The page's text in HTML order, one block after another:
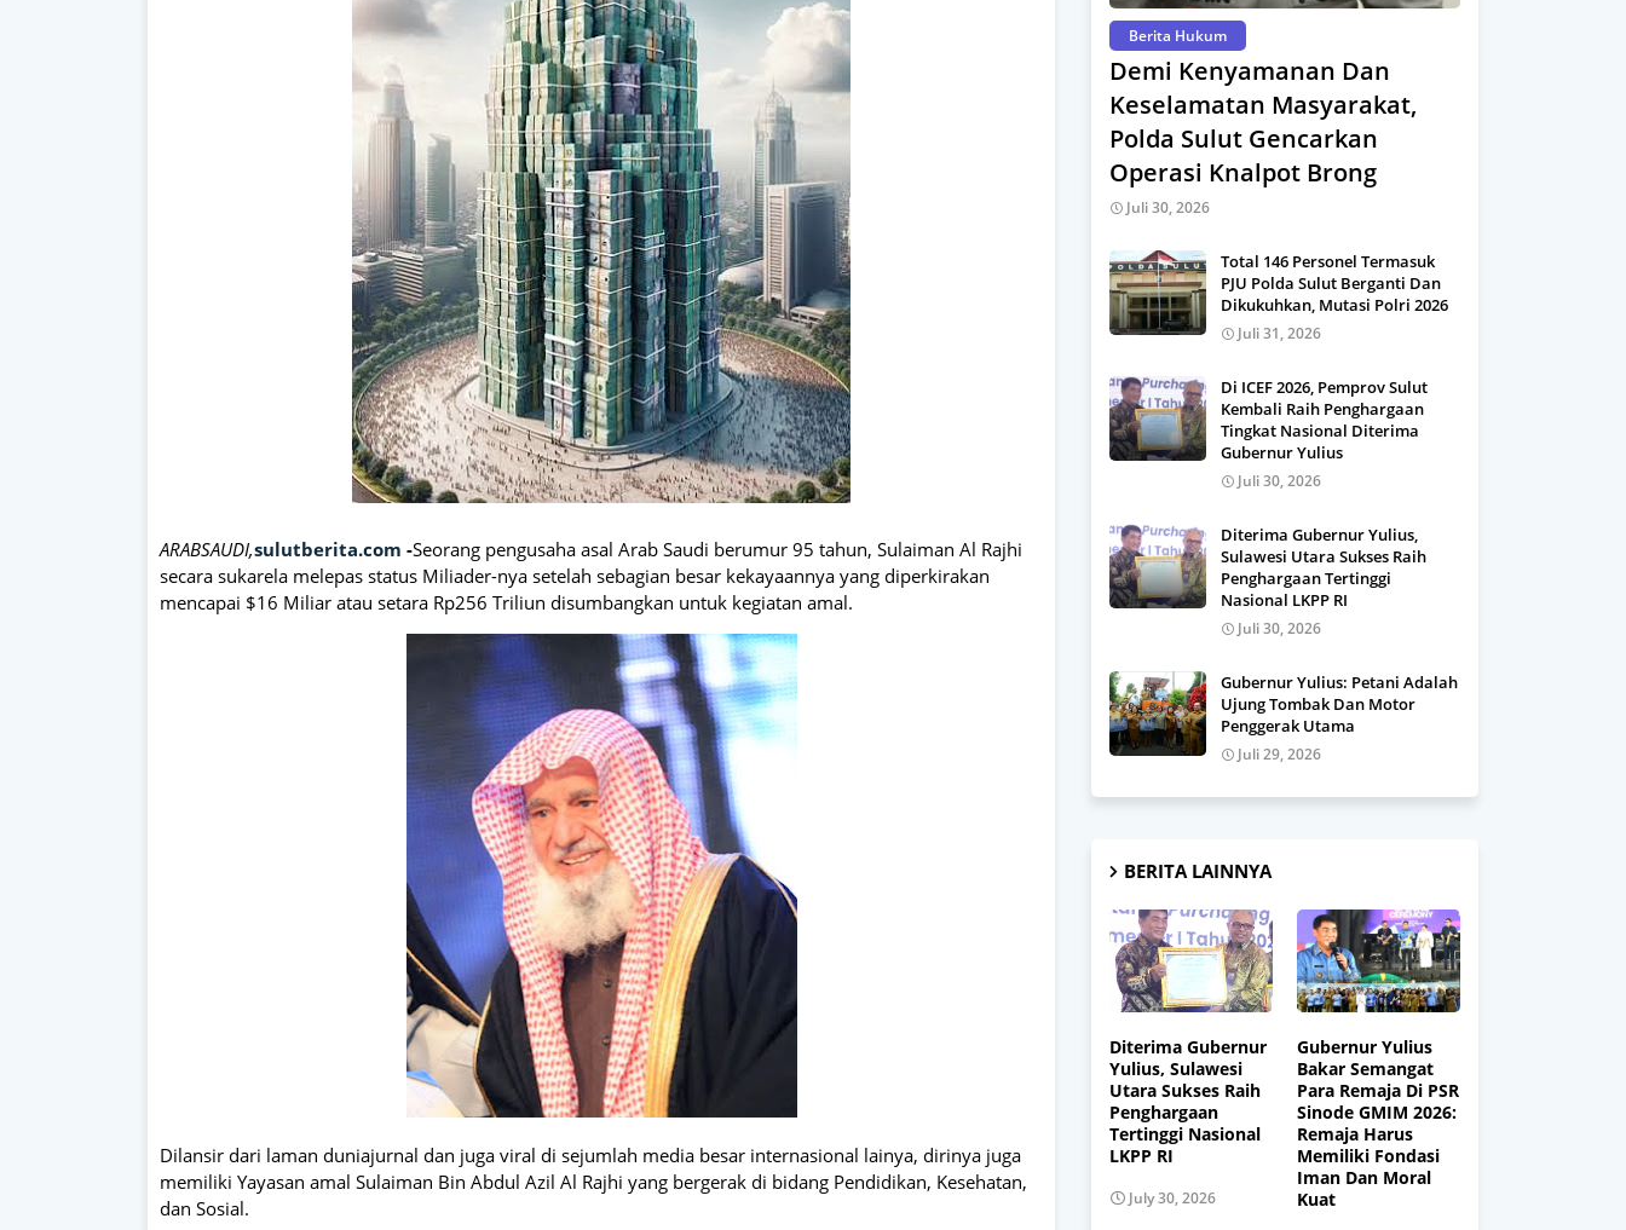
ARABSAUDI,sulutberita.com -Seorang pengusaha asal Arab Saudi berumur 95 tahun, Sulaiman Al Rajhi
secara sukarela melepas status Miliader-nya setelah sebagian besar kekayaannya yang diperkirakan
mencapai $16 Miliar atau setara Rp256 Triliun disumbangkan untuk kegiatan amal.
Dilansir dari laman duniajurnal dan juga viral di sejumlah media besar internasional lainya, dirinya juga
memiliki Yayasan amal Sulaiman Bin Abdul Azil Al Rajhi yang bergerak di bidang Pendidikan, Kesehatan,
dan Sosial.
Berita Hukum
Demi Kenyamanan Dan
Keselamatan Masyarakat,
Polda Sulut Gencarkan
Operasi Knalpot Brong
Juli 30, 2026
Total 146 Personel Termasuk
PJU Polda Sulut Berganti Dan
Dikukuhkan, Mutasi Polri 2026
Juli 31, 2026
Di ICEF 2026, Pemprov Sulut
Kembali Raih Penghargaan
Tingkat Nasional Diterima
Gubernur Yulius
Juli 30, 2026
Diterima Gubernur Yulius,
Sulawesi Utara Sukses Raih
Penghargaan Tertinggi
Nasional LKPP RI
Juli 30, 2026
Gubernur Yulius: Petani Adalah
Ujung Tombak Dan Motor
Penggerak Utama
Juli 29, 2026
BERITA LAINNYA
Diterima Gubernur
Yulius, Sulawesi
Utara Sukses Raih
Penghargaan
Tertinggi Nasional
LKPP RI
July 30, 2026
Gubernur Yulius
Bakar Semangat
Para Remaja Di PSR
Sinode GMIM 2026:
Remaja Harus
Memiliki Fondasi
Iman Dan Moral
Kuat